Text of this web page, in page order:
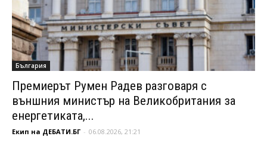
България
Премиерът Румен Радев разговаря с
външния министър на Великобритания за
енергетиката,...
Екип на ДЕБАТИ.БГ - 06.08.2026, 21:21